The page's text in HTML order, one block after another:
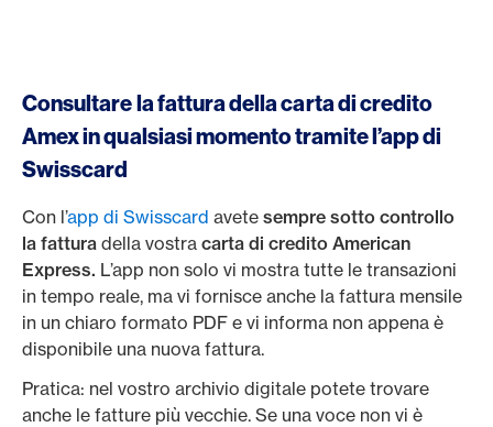
Consultare la fattura della carta di credito
Amex in qualsiasi momento tramite l’app di
Swisscard
Con l’app di Swisscard avete sempre sotto controllo
la fattura della vostra carta di credito American
Express. L’app non solo vi mostra tutte le transazioni
in tempo reale, ma vi fornisce anche la fattura mensile
in un chiaro formato PDF e vi informa non appena è
disponibile una nuova fattura.
Pratica: nel vostro archivio digitale potete trovare
anche le fatture più vecchie. Se una voce non vi è